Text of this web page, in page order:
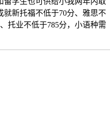
新托福不低于70分、雅思不
托业不低于785分，小语种需